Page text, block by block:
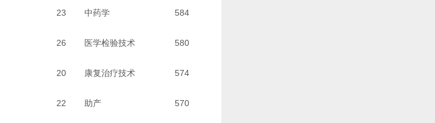
23 中药学 584
26 医学检验技术 580
20 康复治疗技术 574
22 助产 570